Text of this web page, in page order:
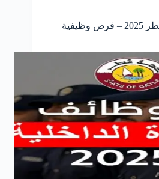
وظائف وزارة الداخلية قطر 2025 – فرص وظيفية